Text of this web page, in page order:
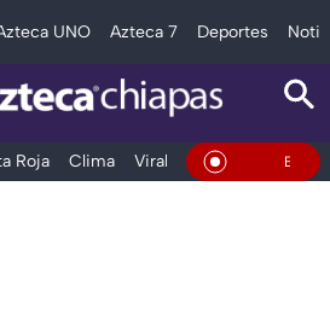
UNO Azteca 7 Deportes
Roja Clima Viral y Tendencia En Vivo